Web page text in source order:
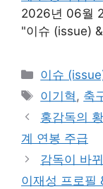
2026년 06월
"이슈 (issue)
카
테
리
이슈
태
그
이기혁, 축
홍감독의
계 연봉 주급
감독이 바
이재성 프로필